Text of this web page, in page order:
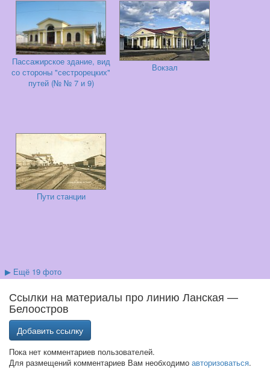
Пассажирское здание, вид
со стороны "сестрорецких"
путей (№ № 7 и 9)
Вокзал
Пути станции
▶ Ещё 19 фото
Ссылки на материалы про линию Ланская —
Белоостров
Добавить ссылку
Пока нет комментариев пользователей.
Для размещений комментариев Вам необходимо авторизоваться.